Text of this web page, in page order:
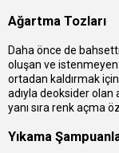
Ağartma Tozları
Daha önce de
oluşan ve
ortadan kaldırmak
adıyla deoksider olan
yanı sıra renk açma
Yıkama